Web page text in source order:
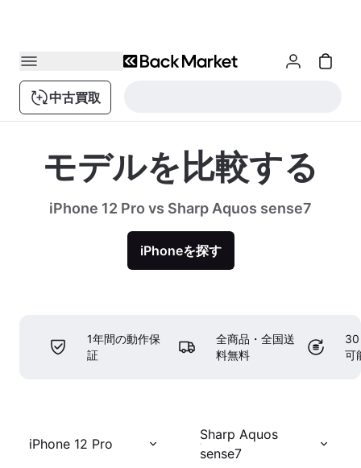
中古買取
モデルを比較する
iPhone 12 Pro vs Sharp Aquos sense7
iPhoneを探す
1年間の動作保
証
全商品・全国送
料無料
30
可
iPhone 12 Pro
Sharp Aquos
sense7